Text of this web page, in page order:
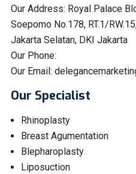
Our Address: Royal Palace
Soepomo No.178, RT.1/
Jakarta Selatan, DKI Jakarta
Our Phone:
Our Email:
Our Specialist
Rhinoplasty
Breast Agumentation
Blepharoplasty
Liposuction